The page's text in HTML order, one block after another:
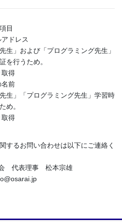
目
ドレス
生」および「プログラミング先生」
を行うため。
得
名前
生」「プログラミング先生」学習時
め。
得
するお問い合わせは以下にご連絡く
会 代表理事 松本宗雄